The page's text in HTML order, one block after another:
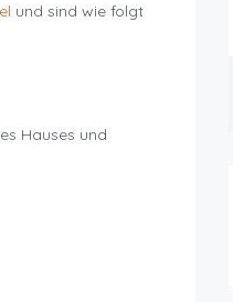
und sind wie folgt
Hauses und